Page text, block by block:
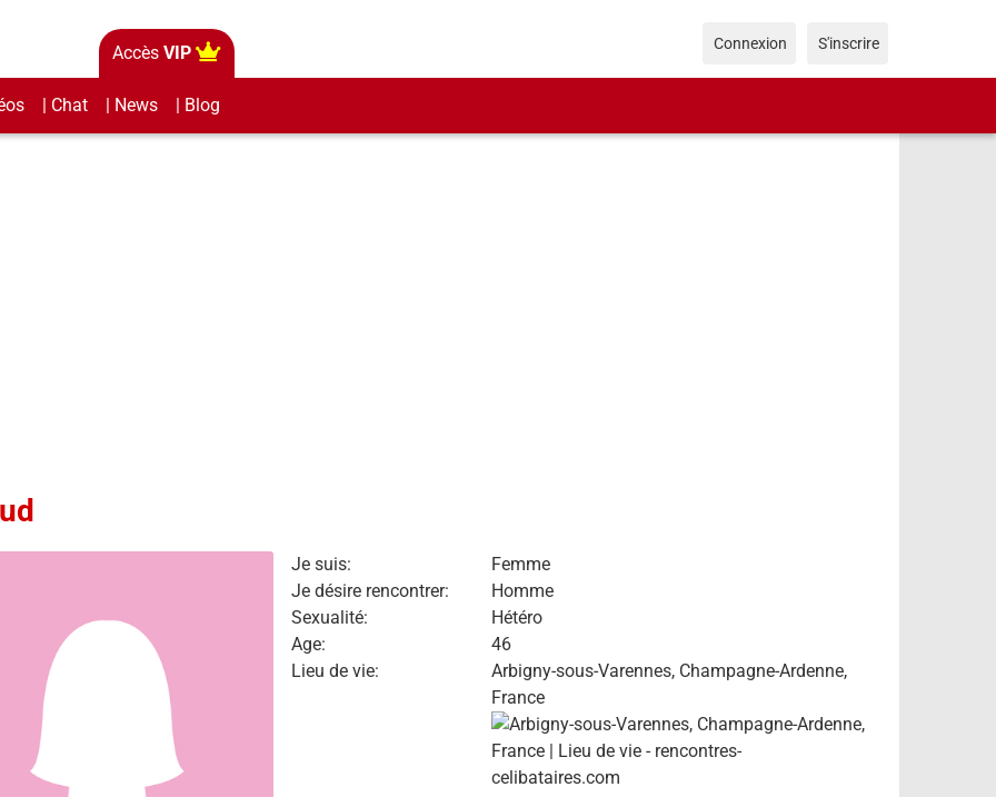
Accès VIP
| Chat | News | Blog
Connexion S'inscrire
Je suis:
Femme
Je désire rencontrer:
Homme
Sexualité:
Hétéro
Age:
46
Lieu de vie:
Arbigny-sous-Varennes, Champagne-Ardenne,
France